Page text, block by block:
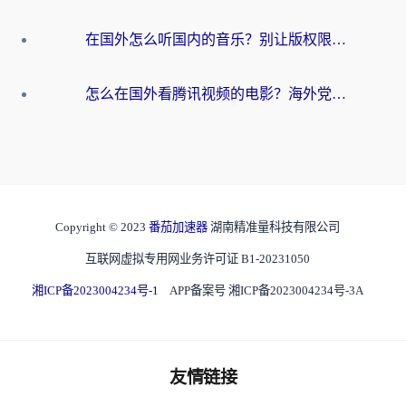
在国外怎么听国内的音乐？别让版权限制断了你的华语歌单
怎么在国外看腾讯视频的电影？海外党亲测有效的回国加速指南
Copyright © 2023 番茄加速器 湖南精准量科技有限公司
互联网虚拟专用网业务许可证 B1-20231050
湘ICP备2023004234号-1 APP备案号 湘ICP备2023004234号-3A
友情链接